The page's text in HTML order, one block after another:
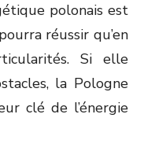
polonais est
réussir qu’en
Si elle
la Pologne
clé de l’énergie